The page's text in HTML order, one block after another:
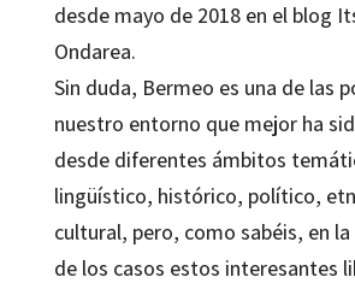
desde mayo de 2018 en el blog
Ondarea.
Sin duda, Bermeo es una de las
nuestro entorno que mejor ha
desde diferentes ámbitos
lingüístico, histórico, político,
cultural, pero, como sabéis, en
de los casos estos interesantes